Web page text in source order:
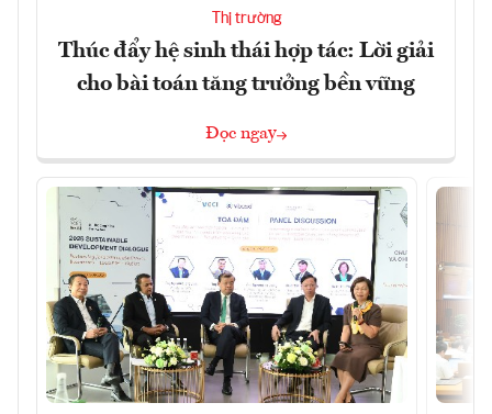
Thị trường
Thúc đẩy hệ sinh thái hợp tác: Lời giải
cho bài toán tăng trưởng bền vững
Đọc ngay